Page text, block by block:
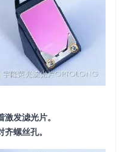
发滤光片。
螺丝孔。